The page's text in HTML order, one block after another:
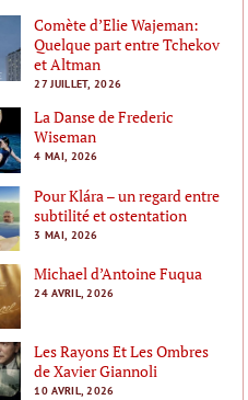
Comète d’Elie Wajeman:
Quelque part entre Tchekov
et Altman
27 JUILLET, 2026
La Danse de Frederic
Wiseman
4 MAI, 2026
Pour Klára – un regard entre
subtilité et ostentation
3 MAI, 2026
Michael d’Antoine Fuqua
24 AVRIL, 2026
Les Rayons Et Les Ombres
de Xavier Giannoli
10 AVRIL, 2026